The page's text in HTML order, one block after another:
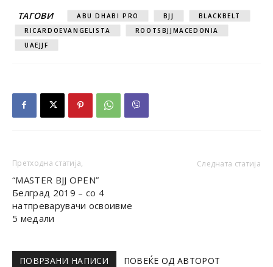
ТАГОВИ ABU DHABI PRO BJJ
BLACKBELT
RICARDOEVANGELISTA
ROOTSBJJMACEDONIA
UAEJJF
Претходна статија,
“MASTER BJJ OPEN”
Белград 2019 – со 4
натпреварувачи освоивме
5 медали
Следната статија
ПОВРЗАНИ НАПИСИ ПОВЕЌЕ ОД АВТОРОТ